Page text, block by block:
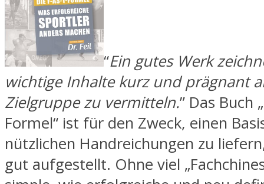
“Ein gutes Werk
wichtige Inhalte kurz und prägnant
Zielgruppe zu vermitteln.” Das Buch
Formel“ ist für den Zweck, einen
nützlichen Handreichungen zu
gut aufgestellt. Ohne viel